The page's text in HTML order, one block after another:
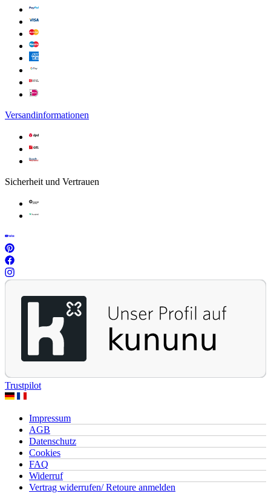
Versandinformationen
Sicherheit und Vertrauen
Trustpilot
Impressum
AGB
Datenschutz
Cookies
FAQ
Widerruf
Vertrag widerrufen/ Retoure anmelden